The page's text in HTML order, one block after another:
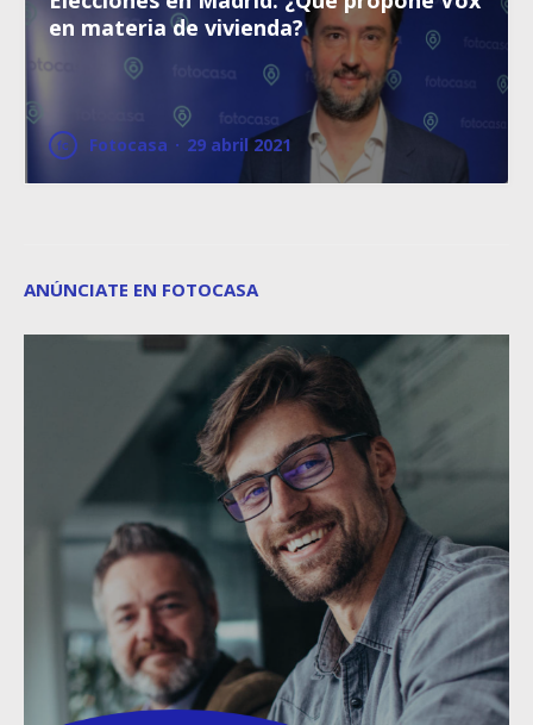
en materia de vivienda?
Fotocasa · 29 abril 2021
ANÚNCIATE EN FOTOCASA